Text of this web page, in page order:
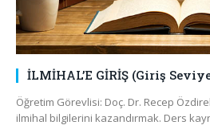
İLMİHAL’E GİRİŞ (Giriş
Öğretim Görevlisi: Doç. Dr. Recep
ilmihal bilgilerini kazandırmak. Ders